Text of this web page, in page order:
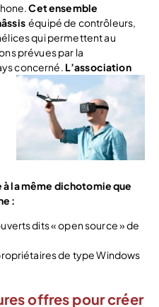
Cet ensemble
équipé de contrôleurs,
qui permettent au
prévues par la
concerné. L’association
à la même dichotomie que
:
dits « open source » de
de type Windows
offres pour créer